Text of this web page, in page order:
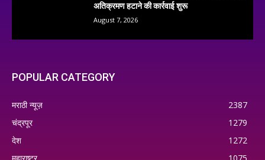
अतिक्रमण हटाने की कार्रवाई शुरू
August 7, 2026
POPULAR CATEGORY
मराठी न्यूज़
2387
चंद्रपूर
1279
देश
1272